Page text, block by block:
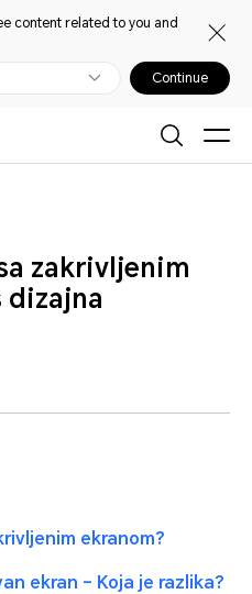
content related to you and
Continue
zakrivljenim
dizajna
ekranom?
ekran – Koja je razlika?